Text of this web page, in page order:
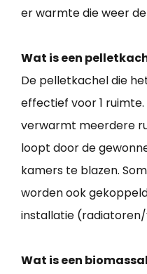
er warmte die weer
Wat is een
De pelletkachel die
effectief voor 1
verwarmt meerdere
loopt door de
kamers te blazen.
worden ook
installatie
Wat is een